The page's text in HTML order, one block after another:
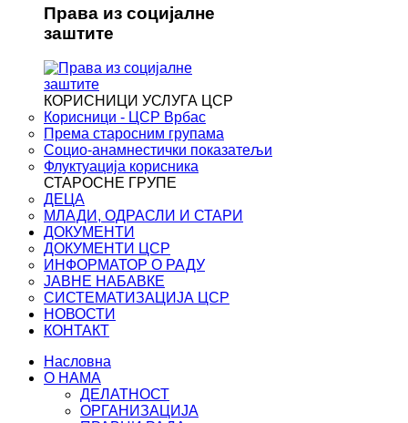
Права из социјалне
заштите
КОРИСНИЦИ УСЛУГА ЦСР
Корисници - ЦСР Врбас
Према старосним групама
Социо-анамнестички показатељи
Флуктуација корисника
СТАРОСНЕ ГРУПЕ
ДЕЦА
МЛАДИ, ОДРАСЛИ И СТАРИ
ДОКУМЕНТИ
ДОКУМЕНТИ ЦСР
ИНФОРМАТОР О РАДУ
ЈАВНЕ НАБАВКЕ
СИСТЕМАТИЗАЦИЈА ЦСР
НОВОСТИ
КОНТАКТ
Насловна
О НАМА
ДЕЛАТНОСТ
ОРГАНИЗАЦИЈА